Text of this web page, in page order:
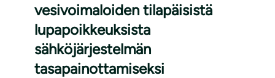
vesivoimaloiden tilapäisistä
lupapoikkeuksista
sähköjärjestelmän
tasapainottamiseksi